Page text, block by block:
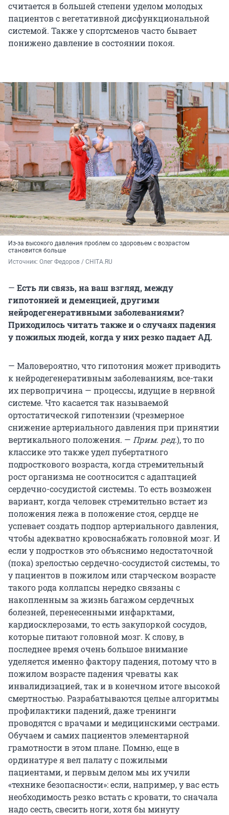
считается в большей степени уделом молодых
пациентов с вегетативной дисфункциональной
системой. Также у спортсменов часто бывает
понижено давление в состоянии покоя.
Из-за высокого давления проблем со здоровьем с возрастом
становится больше
Источник: Олег Федоров / CHITA.RU
— Есть ли связь, на ваш взгляд, между
гипотонией и деменцией, другими
нейродегенеративными заболеваниями?
Приходилось читать также и о случаях падения
у пожилых людей, когда у них резко падает АД.
— Маловероятно, что гипотония может приводить
к нейродегенеративным заболеваниям, все-таки
их первопричина — процессы, идущие в нервной
системе. Что касается так называемой
ортостатической гипотензии (чрезмерное
снижение артериального давления при принятии
вертикального положения. — Прим. ред.), то по
классике это также удел пубертатного
подросткового возраста, когда стремительный
рост организма не соотносится с адаптацией
сердечно-сосудистой системы. То есть возможен
вариант, когда человек стремительно встает из
положения лежа в положение стоя, сердце не
успевает создать подпор артериального давления,
чтобы адекватно кровоснабжать головной мозг. И
если у подростков это объяснимо недостаточной
(пока) зрелостью сердечно-сосудистой системы, то
у пациентов в пожилом или старческом возрасте
такого рода коллапсы нередко связаны с
накопленным за жизнь багажом сердечных
болезней, перенесенными инфарктами,
кардиосклерозами, то есть закупоркой сосудов,
которые питают головной мозг. К слову, в
последнее время очень большое внимание
уделяется именно фактору падения, потому что в
пожилом возрасте падения чреваты как
инвалидизацией, так и в конечном итоге высокой
смертностью. Разрабатываются целые алгоритмы
профилактики падений, даже тренинги
проводятся с врачами и медицинскими сестрами.
Обучаем и самих пациентов элементарной
грамотности в этом плане. Помню, еще в
ординатуре я вел палату с пожилыми
пациентами, и первым делом мы их учили
«технике безопасности»: если, например, у вас есть
необходимость резко встать с кровати, то сначала
надо сесть, свесить ноги, хотя бы минуту